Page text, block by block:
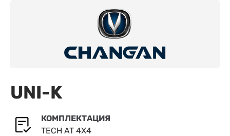
UNI-K
КОМПЛЕКТАЦИЯ
TECH AT 4X4